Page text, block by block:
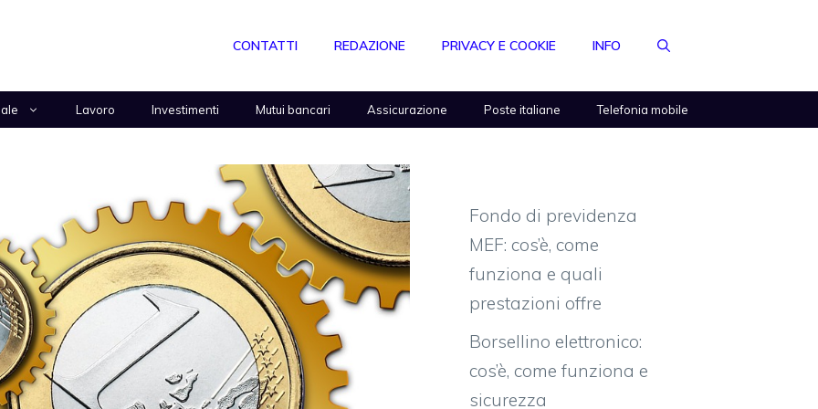
CONTATTI REDAZIONE PRIVACY E COOKIE INFO
Lavoro Investimenti Mutui bancari Assicurazione Poste italiane Telefonia mobile
Fondo di previdenza
MEF: cos’è, come
funziona e quali
prestazioni offre
Borsellino elettronico:
cos’è, come funziona e
sicurezza